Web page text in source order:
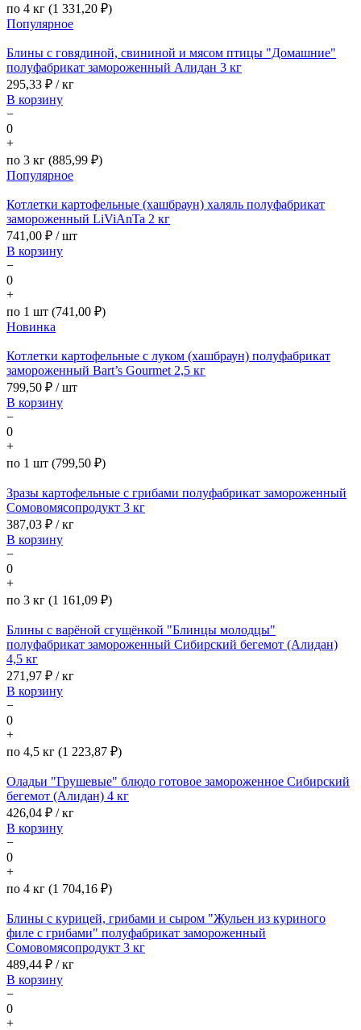
по 4 кг (1 331,20 ₽)
Популярное
Блины с говядиной, свининой и мясом птицы "Домашние"
полуфабрикат замороженный Алидан 3 кг
295,33 ₽ / кг
В корзину
−
0
+
по 3 кг (885,99 ₽)
Популярное
Котлетки картофельные (хашбраун) халяль полуфабрикат
замороженный LiViAnTa 2 кг
741,00 ₽ / шт
В корзину
−
0
+
по 1 шт (741,00 ₽)
Новинка
Котлетки картофельные с луком (хашбраун) полуфабрикат
замороженный Bart’s Gourmet 2,5 кг
799,50 ₽ / шт
В корзину
−
0
+
по 1 шт (799,50 ₽)
Зразы картофельные с грибами полуфабрикат замороженный
Сомовомясопродукт 3 кг
387,03 ₽ / кг
В корзину
−
0
+
по 3 кг (1 161,09 ₽)
Блины с варёной сгущёнкой "Блинцы молодцы"
полуфабрикат замороженный Сибирский бегемот (Алидан)
4,5 кг
271,97 ₽ / кг
В корзину
−
0
+
по 4,5 кг (1 223,87 ₽)
Оладьи "Грушевые" блюдо готовое замороженное Сибирский
бегемот (Алидан) 4 кг
426,04 ₽ / кг
В корзину
−
0
+
по 4 кг (1 704,16 ₽)
Блины с курицей, грибами и сыром "Жульен из куриного
филе с грибами" полуфабрикат замороженный
Сомовомясопродукт 3 кг
489,44 ₽ / кг
В корзину
−
0
+